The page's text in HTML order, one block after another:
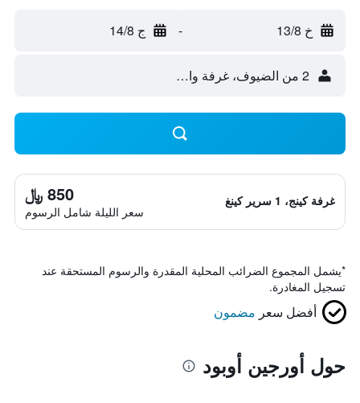
خ 13/8 - ج 14/8
2 من الضيوف، غرفة واحدة
غرفة كينج، 1 سرير كينغ 850 ﷼
سعر الليلة شامل الرسوم
*يشمل المجموع الضرائب المحلية المقدرة والرسوم المستحقة عند
تسجيل المغادرة.
أفضل سعر مضمون
حول أورجين أوبود